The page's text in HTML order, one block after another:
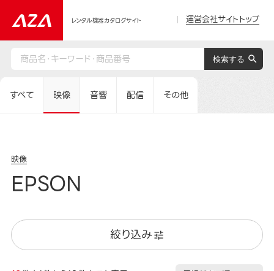
レンタル機器カタログサイト 運営会社サイトトップ
すべて 映像 音響 配信 その他
映像
EPSON
絞り込み